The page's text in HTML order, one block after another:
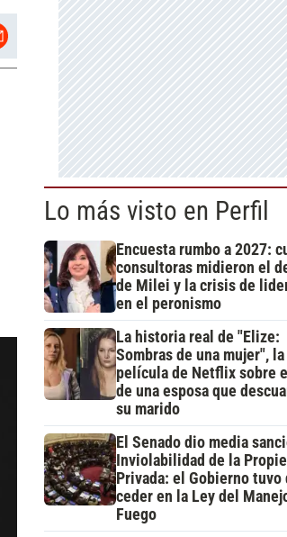
Lo más visto en Perfil
Encuesta rumbo a 2027:
consultoras midieron el
de Milei y la crisis de
en el peronismo
La historia real de "Elize:
Sombras de una mujer",
película de Netflix sobre
de una esposa que
su marido
El Senado dio media
Inviolabilidad de la
Privada: el Gobierno tuvo
ceder en la Ley del
Fuego